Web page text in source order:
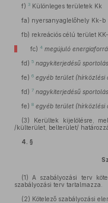
f) 3 Különleges területek Kk
fa) nyersanyaglelőhely Kk-b
fb) rekreációs célú terület
fc) 4 megújuló
fd) 5 nagykiterjedésű
fe) 6 egyéb terület (hírközlési
fd) 7 nagykiterjedésű
fe) 8 egyéb terület (hírközlési
(3) Kerültek kijelölésre,
/külterület, belterület/
4. §
(1) A szabályozási terv
szabályozási terv tartalmazza.
(2) Kötelező szabályozási